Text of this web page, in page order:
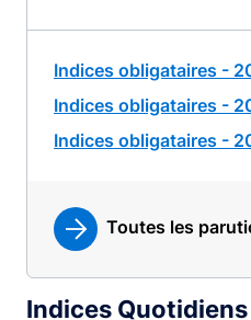
Indices obligataires -
Indices obligataires -
Indices obligataires -
Toutes les
Indices